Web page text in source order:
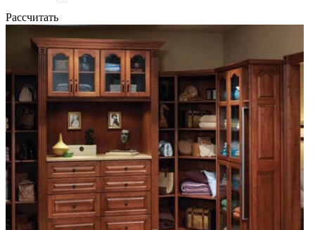
Рассчитать